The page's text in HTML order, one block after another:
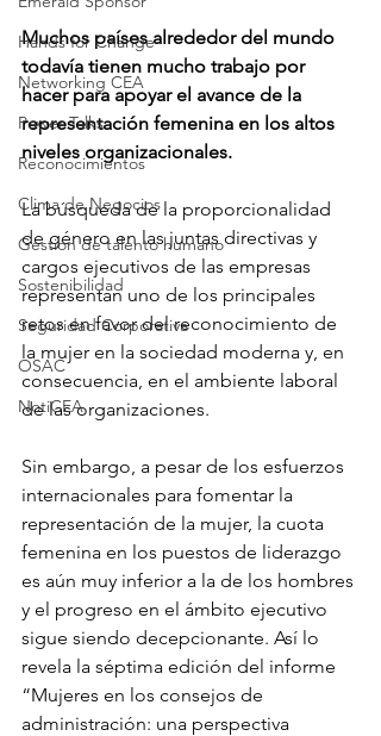
Hands for Change
Networking CEA
Power Talks
Reconocimientos
Clima de Negocios
Gestión de talento humano
Sostenibilidad
Seguridad Corporativa
OSAC
NotiCEA
Muchos países alrededor del mundo
todavía tienen mucho trabajo por
hacer para apoyar el avance de la
representación femenina en los altos
niveles organizacionales.
La búsqueda de la proporcionalidad
de género en las juntas directivas y
cargos ejecutivos de las empresas
representan uno de los principales
retos en favor del reconocimiento de
la mujer en la sociedad moderna y, en
consecuencia, en el ambiente laboral
de las organizaciones.
Sin embargo, a pesar de los esfuerzos
internacionales para fomentar la
representación de la mujer, la cuota
femenina en los puestos de liderazgo
es aún muy inferior a la de los hombres
y el progreso en el ámbito ejecutivo
sigue siendo decepcionante. Así lo
revela la séptima edición del informe
“Mujeres en los consejos de
administración: una perspectiva